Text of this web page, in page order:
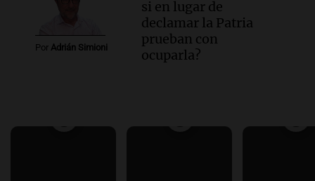
Por Adrián Simioni
si en lugar de
declamar la Patria
prueban con
ocuparla?